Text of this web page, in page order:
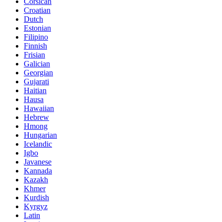
Croatian
Dutch
Estonian
Filipino
Finnish
Frisian
Galician
Georgian
Gujarati
Haitian
Hausa
Hawaiian
Hebrew
Hmong
Hungarian
Icelandic
Igbo
Javanese
Kannada
Kazakh
Khmer
Kurdish
Kyrgyz
Latin